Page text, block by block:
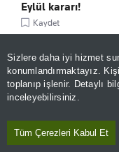
Sizlere daha iyi hizmet
konumlandırmaktayız.
toplanıp işlenir. Detaylı
inceleyebilirsiniz.
Tüm Çerezleri Kabul Et
Eylül kararı!
Kaydet
FAİZSİZ 800 BİN
Kaydet